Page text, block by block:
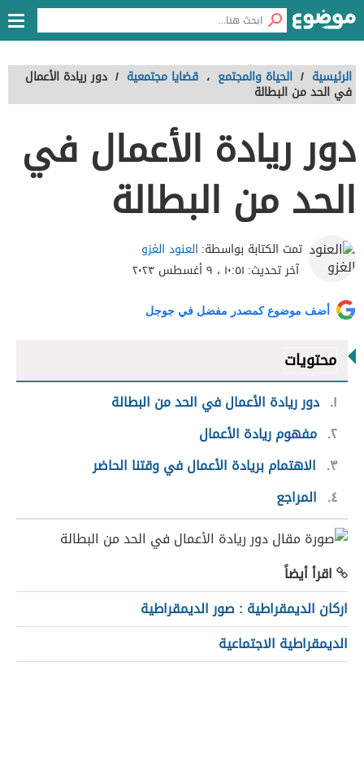
الرئيسية / الحياة والمجتمع ، قضايا مجتمعية / دور ريادة الأعمال
في الحد من البطالة
دور ريادة الأعمال في
الحد من البطالة
تمت الكتابة بواسطة: العنود الغزو
آخر تحديث: ١٠:٥١ ، ٩ أغسطس ٢٠٢٣
أضف موضوع كمصدر مفضل في جوجل
محتويات
١ دور ريادة الأعمال في الحد من البطالة
٢ مفهوم ريادة الأعمال
٣
الاهتمام بريادة الأعمال في وقتنا الحاضر
٤
المراجع
اقرأ أيضاً
اركان الديمقراطية : صور الديمقراطية
الديمقراطية الاجتماعية